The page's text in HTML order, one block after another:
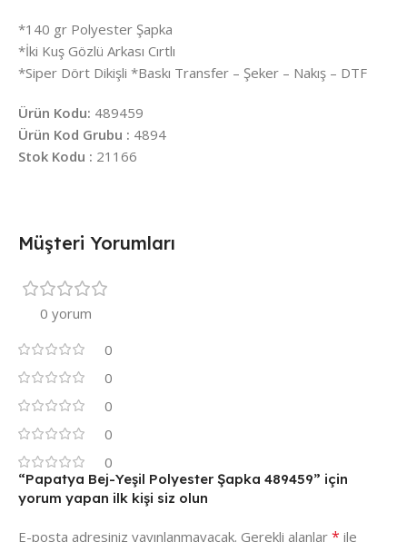
*140 gr Polyester Şapka
*İki Kuş Gözlü Arkası Cırtlı
*Siper Dört Dikişli *Baskı Transfer – Şeker – Nakış – DTF
Ürün Kodu: 489459
Ürün Kod Grubu : 4894
Stok Kodu : 21166
Müşteri Yorumları
0 yorum
0
0
0
0
0
“Papatya Bej-Yeşil Polyester Şapka 489459” için
yorum yapan ilk kişi siz olun
E-posta adresiniz yayınlanmayacak. Gerekli alanlar * ile